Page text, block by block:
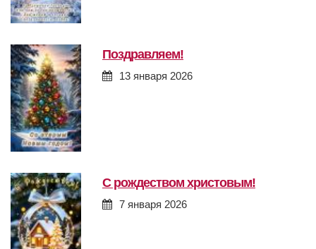
поздравляем!
13 января 2026
с рождеством христовым!
7 января 2026